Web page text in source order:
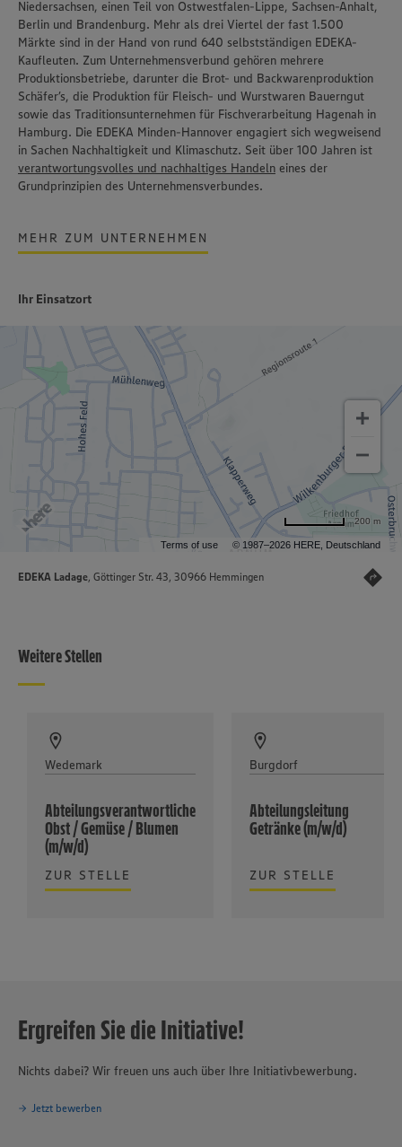
Niedersachsen, einen Teil von Ostwestfalen-Lippe, Sachsen-Anhalt,
Berlin und Brandenburg. Mehr als drei Viertel der fast 1.500
Märkte sind in der Hand von rund 640 selbstständigen EDEKA-
Kaufleuten. Zum Unternehmensverbund gehören mehrere
Produktionsbetriebe, darunter die Brot- und Backwarenproduktion
Schäfer’s, die Produktion für Fleisch- und Wurstwaren Bauerngut
sowie das Traditionsunternehmen für Fischverarbeitung Hagenah in
Hamburg. Die EDEKA Minden-Hannover engagiert sich wegweisend
in Sachen Nachhaltigkeit und Klimaschutz. Seit über 100 Jahren ist
verantwortungsvolles und nachhaltiges Handeln eines der
Grundprinzipien des Unternehmensverbundes.
MEHR ZUM UNTERNEHMEN
Ihr Einsatzort
Terms of use © 1987–2026 HERE, Deutschland
200 m
EDEKA Ladage, Göttinger Str. 43, 30966 Hemmingen
Weitere Stellen
Wedemark
Abteilungsverantwortliche
Obst / Gemüse / Blumen
(m/w/d)
ZUR STELLE
Burgdorf
Abteilungsleitung
Getränke (m/w/d)
ZUR STELLE
Ergreifen Sie die Initiative!
Nichts dabei? Wir freuen uns auch über Ihre Initiativbewerbung.
Jetzt bewerben